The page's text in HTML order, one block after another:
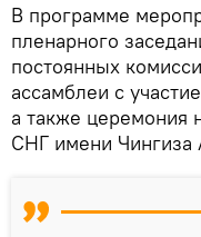
В программе
пленарного
постоянных
ассамблеи с
а также
СНГ имени Чингиза